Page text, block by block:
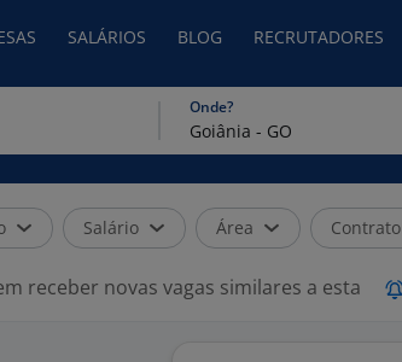
SALÁRIOS BLOG RECRUTADORES
Onde?
Salário Área Contrato
receber novas vagas similares a esta